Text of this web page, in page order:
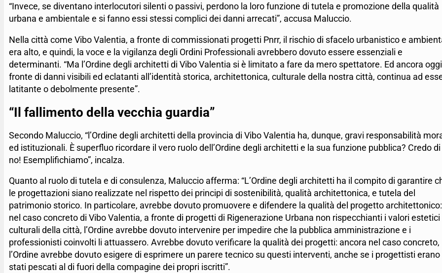
“Invece, se diventano interlocutori silenti o passivi, perdono la loro funzione di tutela e promozione della qualità
urbana e ambientale e si fanno essi stessi complici dei danni arrecati”, accusa Maluccio.
Nella città come Vibo Valentia, a fronte di commissionati progetti Pnrr, il rischio di sfacelo urbanistico e
era alto, e quindi, la voce e la vigilanza degli Ordini Professionali avrebbero dovuto essere essenziali e
determinanti. “Ma l’Ordine degli architetti di Vibo Valentia si è limitato a fare da mero spettatore. Ed ancora
fronte di danni visibili ed eclatanti all’identità storica, architettonica, culturale della nostra città, continua ad
latitante o debolmente presente”.
“Il fallimento della vecchia guardia”
Secondo Maluccio, “l’Ordine degli architetti della provincia di Vibo Valentia ha, dunque, gravi responsabilità
ed istituzionali. È superfluo ricordare il vero ruolo dell’Ordine degli architetti e la sua funzione pubblica? Credo di
no! Esemplifichiamo”, incalza.
Quanto al ruolo di tutela e di consulenza, Maluccio afferma: “L’Ordine degli architetti ha il compito di garantire
le progettazioni siano realizzate nel rispetto dei principi di sostenibilità, qualità architettonica, e tutela del
patrimonio storico. In particolare, avrebbe dovuto promuovere e difendere la qualità del progetto architettonico:
nel caso concreto di Vibo Valentia, a fronte di progetti di Rigenerazione Urbana non rispecchianti i valori estetici
culturali della città, l’Ordine avrebbe dovuto intervenire per impedire che la pubblica amministrazione e i
professionisti coinvolti li attuassero. Avrebbe dovuto verificare la qualità dei progetti: ancora nel caso concreto,
l’Ordine avrebbe dovuto esigere di esprimere un parere tecnico su questi interventi, anche se i progettisti erano
stati pescati al di fuori della compagine dei propri iscritti”.